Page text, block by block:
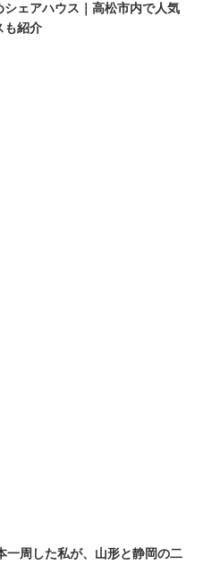
シェアハウス｜高松市内で人気
も紹介
一周した私が、山形と静岡の二